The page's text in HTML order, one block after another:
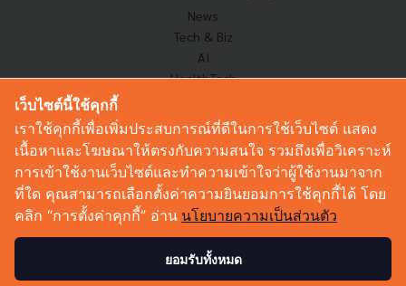
News
Tech & Biz
AI
HealthTech
Corp Innov
Saucy Thoughts
Based On
Sustainable
Videos
Podcast
เว็บไซต์นี้ใช้คุกกี้
เราใช้คุกกี้เพื่อเพิ่มประสบการณ์ที่ดีในการใช้เว็บไซต์ แสดง
เนื้อหาและโฆษณาให้ตรงกับความสนใจ รวมถึงเพื่อวิเคราะห์
การเข้าใช้งานเว็บไซต์และทำความเข้าใจว่าผู้ใช้งานมาจาก
ที่ใด คุณสามารถเลือกตั้งค่าความยินยอมการใช้คุกกี้ได้ โดย
คลิก “การตั้งค่าคุกกี้” อ่าน นโยบายความเป็นส่วนตัว
ยอมรับทั้งหมด